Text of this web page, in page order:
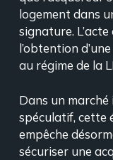
logement dans
signature.
l’obtention
au régime de la
Dans un
spéculatif, cette
empêche
sécuriser une